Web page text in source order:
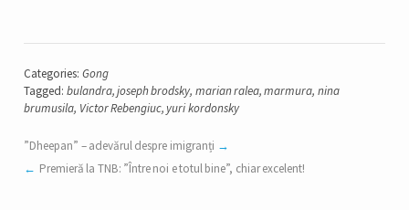
Categories: Gong
Tagged: bulandra,joseph brodsky, marian ralea,marmura, nina
brumusila, Victor Rebengiuc,yuri kordonsky
”Dheepan” – adevărul despre imigranți
Premieră la TNB: ”Între noi e totul bine”, chiar excelent!